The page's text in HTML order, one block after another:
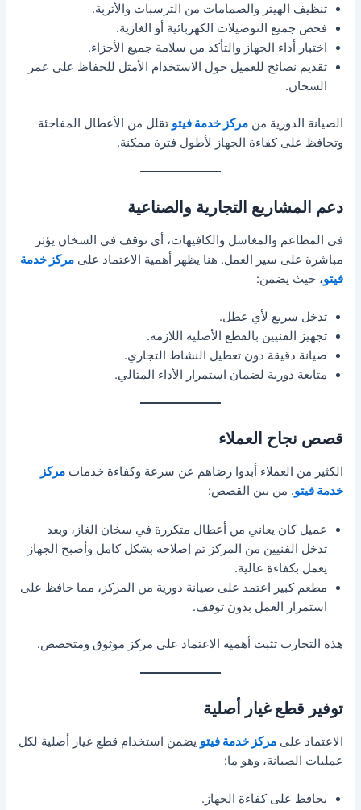
تنظيف الهيتر والصمامات من الترسبات والأتربة.
فحص جميع التوصيلات الكهربائية أو الغازية.
اختبار أداء الجهاز والتأكد من سلامة جميع الأجزاء.
تقديم نصائح للعميل حول الاستخدام الأمثل للحفاظ على عمر
السخان.
الصيانة الدورية منمركز خدمة فيتو تقلل من الأعطال المفاجئة
وتحافظ على كفاءة الجهاز لأطول فترة ممكنة.
دعم المشاريع التجارية والصناعية
في المطاعم والمغاسل والكافيهات، أي توقف في السخان يؤثر
مباشرة على سير العمل. هنا يظهر أهمية الاعتماد علىمركز خدمة
فيتو، حيث يضمن:
تدخل سريع لأي عطل.
تجهيز الفنيين بالقطع الأصلية اللازمة.
صيانة دقيقة دون تعطيل النشاط التجاري.
متابعة دورية لضمان استمرار الأداء المثالي.
قصص نجاح العملاء
الكثير من العملاء أبدوا رضاهم عن سرعة وكفاءة خدماتمركز
خدمة فيتو. من بين القصص:
عميل كان يعاني من أعطال متكررة في سخان الغاز، وبعد
تدخل الفنيين من المركز تم إصلاحه بشكل كامل وأصبح الجهاز
يعمل بكفاءة عالية.
مطعم كبير اعتمد على صيانة دورية من المركز، مما حافظ على
استمرار العمل بدون توقف.
هذه التجارب تثبت أهمية الاعتماد على مركز موثوق ومتخصص.
توفير قطع غيار أصلية
الاعتماد علىمركز خدمة فيتو يضمن استخدام قطع غيار أصلية لكل
عمليات الصيانة، وهو ما:
يحافظ على كفاءة الجهاز.